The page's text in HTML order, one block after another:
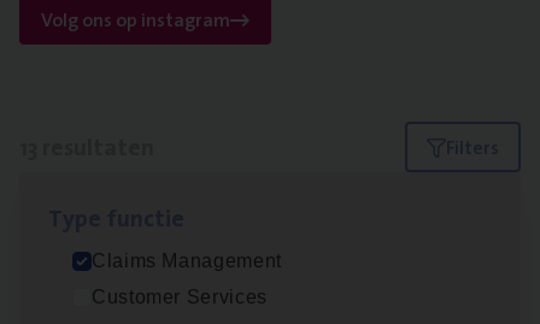
Volg ons op instagram
Filters
Claims Management
Customer Services
Dos­sier­be­heer­der ver­ze­ke­rin­gen — Soci­al
Pro­fit en Public
Insurance Operations